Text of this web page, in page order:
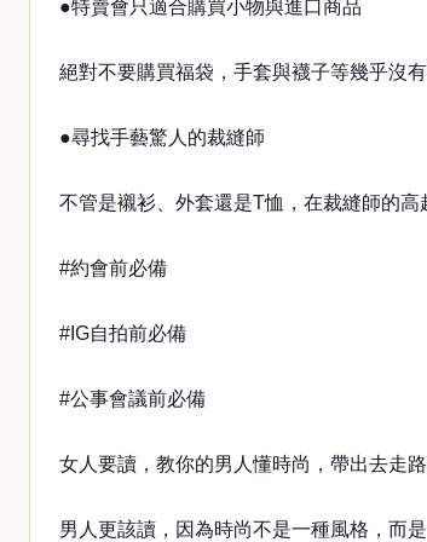
●特賣會只適合購買小物與進口商品
絕對不要購買福袋，手套與襪子等幾乎沒
●尋找手藝驚人的裁縫師
不管是襯衫、外套還是T恤，在裁縫師的
#約會前必備
#IG自拍前必備
#公事會議前必備
女人要讀，教你的男人懂時尚，帶出去走路
男人更該讀，因為時尚不是一種風格，而